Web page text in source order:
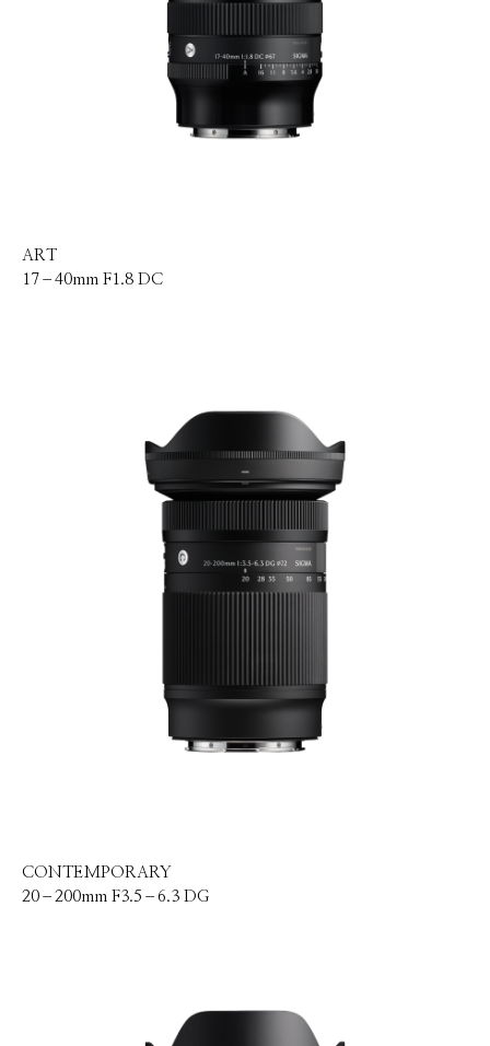
ART
17–40mm F1.8 DC
CONTEMPORARY
20–200mm F3.5–6.3 DG